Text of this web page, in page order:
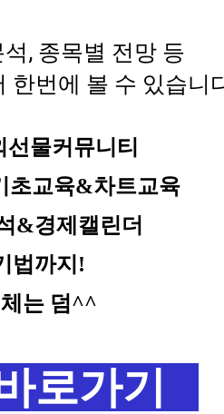
석, 종목별 전망 등
한번에 볼 수 있습니
물커뮤니티
초교육&차트교육
&경제캘린더
법까지!
는 덤^^
로가기